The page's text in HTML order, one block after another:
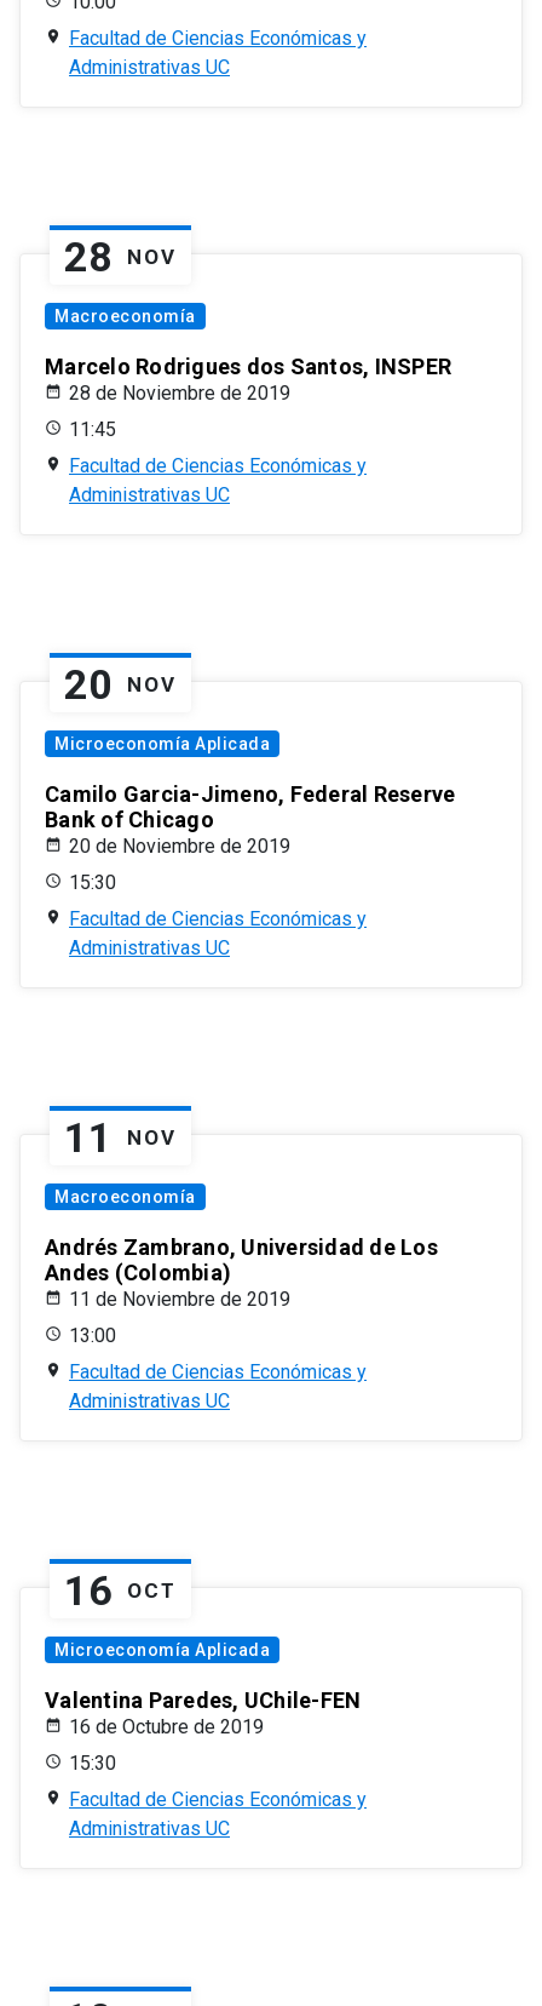
Facultad de Ciencias Económicas y
Administrativas UC
28 NOV
Macroeconomía
Marcelo Rodrigues dos Santos, INSPER
28 de Noviembre de 2019
11:45
Facultad de Ciencias Económicas y
Administrativas UC
20 NOV
Microeconomía Aplicada
Camilo Garcia-Jimeno, Federal Reserve
Bank of Chicago
20 de Noviembre de 2019
15:30
Facultad de Ciencias Económicas y
Administrativas UC
11 NOV
Macroeconomía
Andrés Zambrano, Universidad de Los
Andes (Colombia)
11 de Noviembre de 2019
13:00
Facultad de Ciencias Económicas y
Administrativas UC
16 OCT
Microeconomía Aplicada
Valentina Paredes, UChile-FEN
16 de Octubre de 2019
15:30
Facultad de Ciencias Económicas y
Administrativas UC